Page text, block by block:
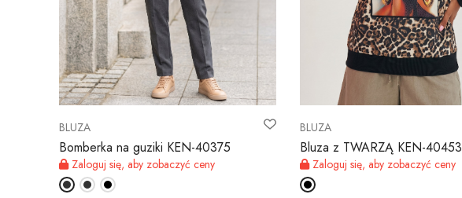
BLUZA
Bomberka na guziki KEN-40375
Zaloguj się, aby zobaczyć ceny
BLUZA
Bluza z TWARZĄ KEN-40453
Zaloguj się, aby zobaczyć ceny